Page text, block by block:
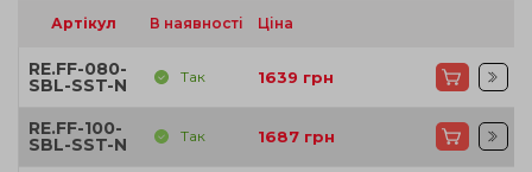
Артікул В наявності Ціна
RE.FF-080-
SBL-SST-N Так 1639 грн
RE.FF-100-
SBL-SST-N Так 1687 грн